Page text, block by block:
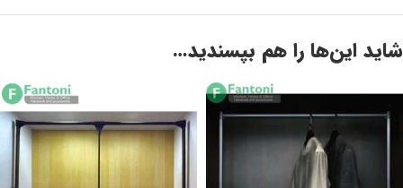
شاید این‌ها را هم بپسندید…